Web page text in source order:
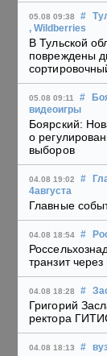
05.08 09:38 #
, Wildberries
В Тульской
повреждены
05.08 09:11 #
видеоигры
Боярский:
о
выборов
04.08 19:02 #
4августа
Главные
04.08 18:54 #
транзит
04.08 18:28 #
Григорий
ректора
04.08 18:13 #